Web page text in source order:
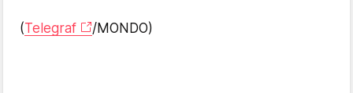
(Telegraf /MONDO)